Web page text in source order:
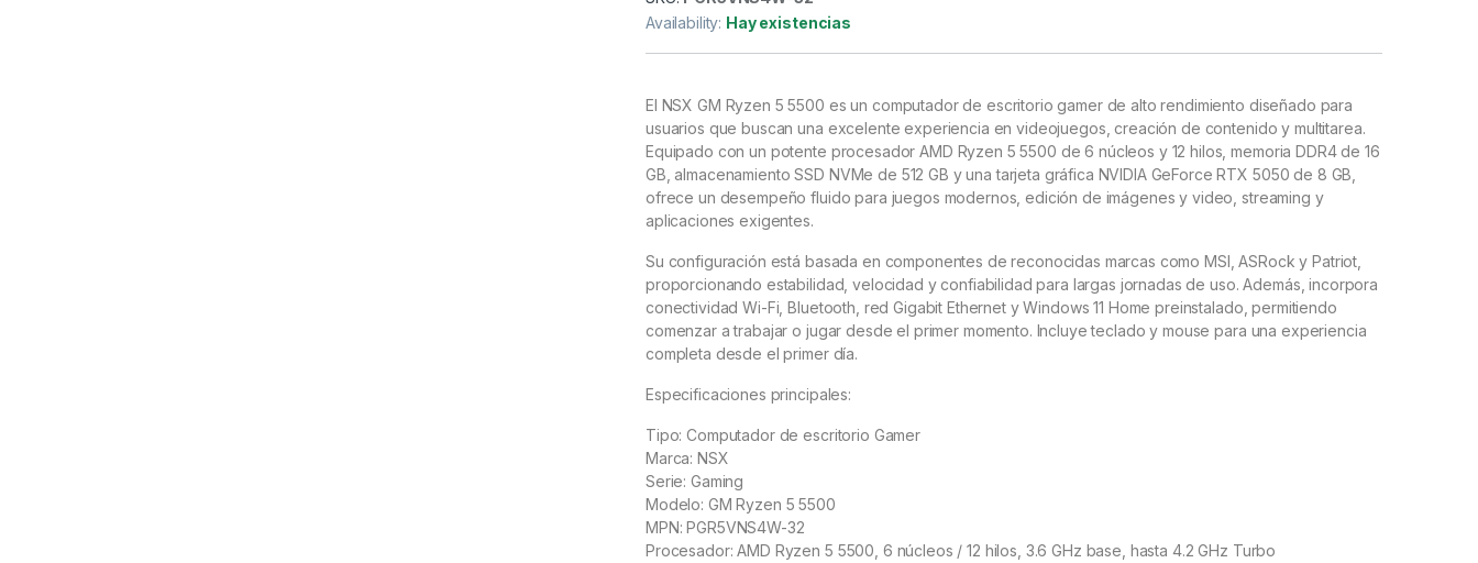
Availability: Hay existencias
El NSX GM Ryzen 5 5500 es un computador de escritorio gamer de alto rendimiento diseñado para
usuarios que buscan una excelente experiencia en videojuegos, creación de contenido y multitarea.
Equipado con un potente procesador AMD Ryzen 5 5500 de 6 núcleos y 12 hilos, memoria DDR4 de 16
GB, almacenamiento SSD NVMe de 512 GB y una tarjeta gráfica NVIDIA GeForce RTX 5050 de 8 GB,
ofrece un desempeño fluido para juegos modernos, edición de imágenes y video, streaming y
aplicaciones exigentes.
Su configuración está basada en componentes de reconocidas marcas como MSI, ASRock y Patriot,
proporcionando estabilidad, velocidad y confiabilidad para largas jornadas de uso. Además, incorpora
conectividad Wi-Fi, Bluetooth, red Gigabit Ethernet y Windows 11 Home preinstalado, permitiendo
comenzar a trabajar o jugar desde el primer momento. Incluye teclado y mouse para una experiencia
completa desde el primer día.
Especificaciones principales:
Tipo: Computador de escritorio Gamer
Marca: NSX
Serie: Gaming
Modelo: GM Ryzen 5 5500
MPN: PGR5VNS4W-32
Procesador: AMD Ryzen 5 5500, 6 núcleos / 12 hilos, 3.6 GHz base, hasta 4.2 GHz Turbo